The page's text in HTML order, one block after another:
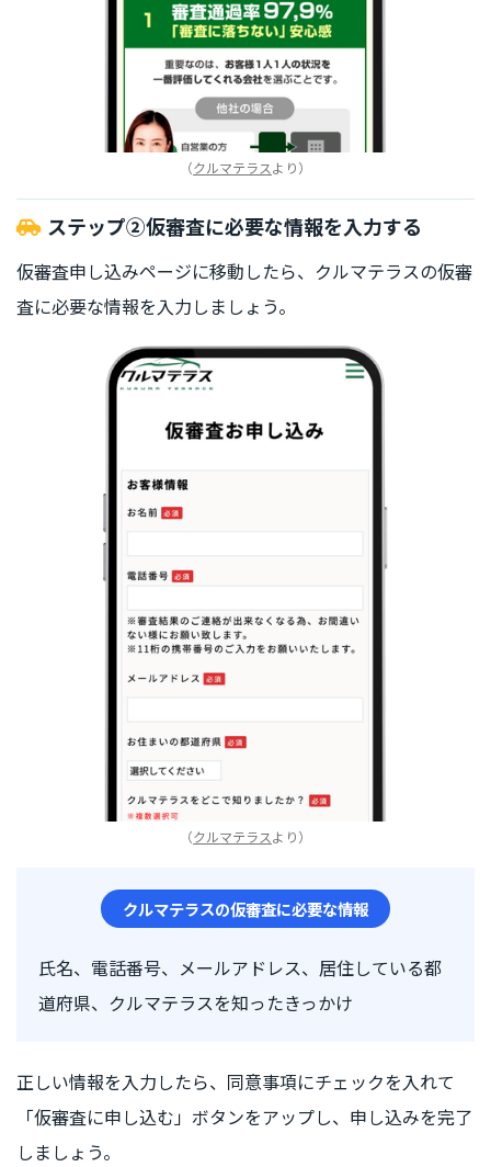
（クルマテラスより）
ステップ②仮審査に必要な情報を入力する
仮審査申し込みページに移動したら、クルマテラスの仮審
査に必要な情報を入力しましょう。
（クルマテラスより）
クルマテラスの仮審査に必要な情報
氏名、電話番号、メールアドレス、居住している都
道府県、クルマテラスを知ったきっかけ
正しい情報を入力したら、同意事項にチェックを入れて
「仮審査に申し込む」ボタンをアップし、申し込みを完了
しましょう。